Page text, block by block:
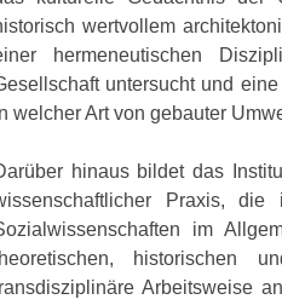
wertvollem
hermeneutischen
untersucht und
welcher Art von gebauter
hinaus bildet das
Praxis,
im
historischen
Arbeitsweise